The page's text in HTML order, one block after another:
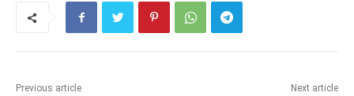
Previous article Next article